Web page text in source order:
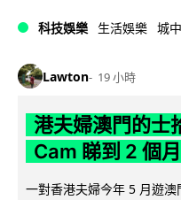
科技娛樂 生活娛樂 城
Lawton 19 小時
港夫婦澳門的士
Cam 睇到 2 個
一對香港夫婦今年 5 月遊